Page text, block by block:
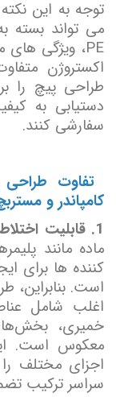
توجه به این
می تواند بسته
PE، ویژگی های
اکستروژن
طراحی پیچ را
دستیابی به
سفارشی کنند.
تفاوت طراحی
کامپاندر و
1. قابلیت اختلاط:
ماده مانند
کننده ها برای
است. بنابراین،
اغلب شامل
خمیری،
معکوس است.
اجزای مختلف
سراسر ترکیب